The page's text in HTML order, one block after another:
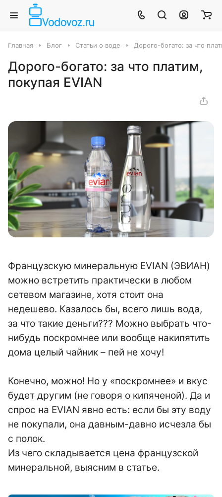
Главная Блог Статьи о воде Дорого-богато: за что
Дорого-богато: за что платим,
покупая EVIAN
Французскую минеральную EVIAN (ЭВИАН)
можно встретить практически в любом
сетевом магазине, хотя стоит она
недешево. Казалось бы, всего лишь вода,
за что такие деньги??? Можно выбрать что-
нибудь поскромнее или вообще накипятить
дома целый чайник – пей не хочу!
Конечно, можно! Но у «поскромнее» и вкус
будет другим (не говоря о кипяченой). Да и
спрос на EVIAN явно есть: если бы эту воду
не покупали, она давным-давно исчезла бы
с полок.
Из чего складывается цена французской
минеральной, выясним в статье.